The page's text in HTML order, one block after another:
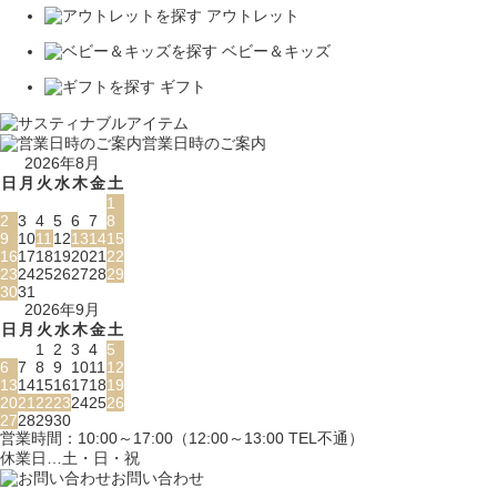
アウトレット
ベビー＆キッズ
ギフト
営業日時のご案内
2026年8月
日 月 火水木金土
1
2 3 4 5 6 7 8
9
1011 12131415
161718192021 22
23242526272829
3031
2026年9月
日 月 火水木金土
1
2 3 4 5
6 7 8 9 1011 12
13141516171819
2021 2223242526
27282930
営業時間：10:00～17:00（12:00～13:00 TEL不通）
休業日…土・日・祝
お問い合わせ